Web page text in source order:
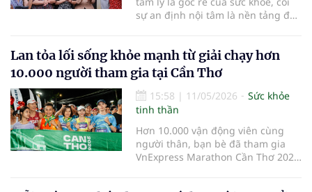
sự an định nội tâm là nền tảng để
làm rõ mối liên hệ chặt chẽ giữa
cảm xúc, hệ thần kinh, miễn dịch
và bệnh mạn tính.
Lan tỏa lối sống khỏe mạnh từ giải chạy hơn
10.000 người tham gia tại Cần Thơ
15:58 | 11/05/2026
Sức khỏe
tinh thần
Hơn 10.000 vận động viên cùng
người thân, bạn bè đã tham gia
VnExpress Marathon Cần Thơ 2026